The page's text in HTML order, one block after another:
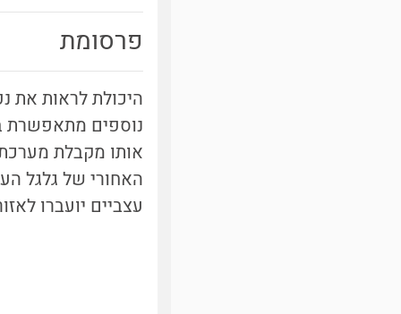
פרסומת
היכולת לראות את
נוספים מתאפשרת
אותו מקבלת
האחורי של גלגל
עצביים יועברו